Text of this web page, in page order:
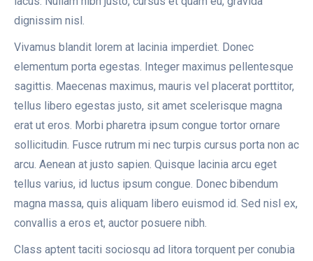
dignissim nisl.
Vivamus blandit lorem at lacinia imperdiet. Donec
elementum porta egestas. Integer maximus pellentesque
sagittis. Maecenas maximus, mauris vel placerat porttitor,
tellus libero egestas justo, sit amet scelerisque magna
erat ut eros. Morbi pharetra ipsum congue tortor ornare
sollicitudin. Fusce rutrum mi nec turpis cursus porta non ac
arcu. Aenean at justo sapien. Quisque lacinia arcu eget
tellus varius, id luctus ipsum congue. Donec bibendum
magna massa, quis aliquam libero euismod id. Sed nisl ex,
convallis a eros et, auctor posuere nibh.
Class aptent taciti sociosqu ad litora torquent per conubia